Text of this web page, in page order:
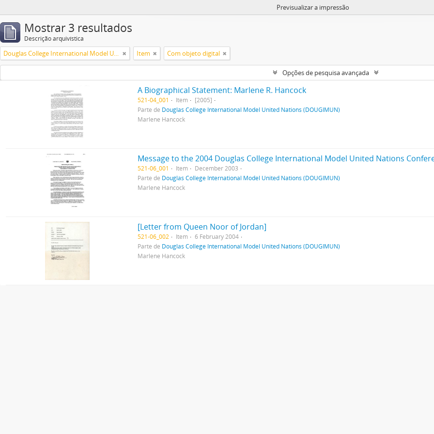
Previsualizar a impressão
Mostrar 3 resultados
Descrição arquivística
Douglas College International Model United Nations (DOUGIMUN) Item Com objeto digital
Opções de pesquisa avançada
A Biographical Statement: Marlene R. Hancock
521-04_001 Item
[2005]
Parte de Douglas College International Model United Nations (DOUGIMUN)
Marlene Hancock
Message to the 2004 Douglas College International Model United Nations
521-06_001 Item
December 2003
Parte de Douglas College International Model United Nations (DOUGIMUN)
Marlene Hancock
[Letter from Queen Noor of Jordan]
521-06_002 Item
6 February 2004
Parte de Douglas College International Model United Nations (DOUGIMUN)
Marlene Hancock